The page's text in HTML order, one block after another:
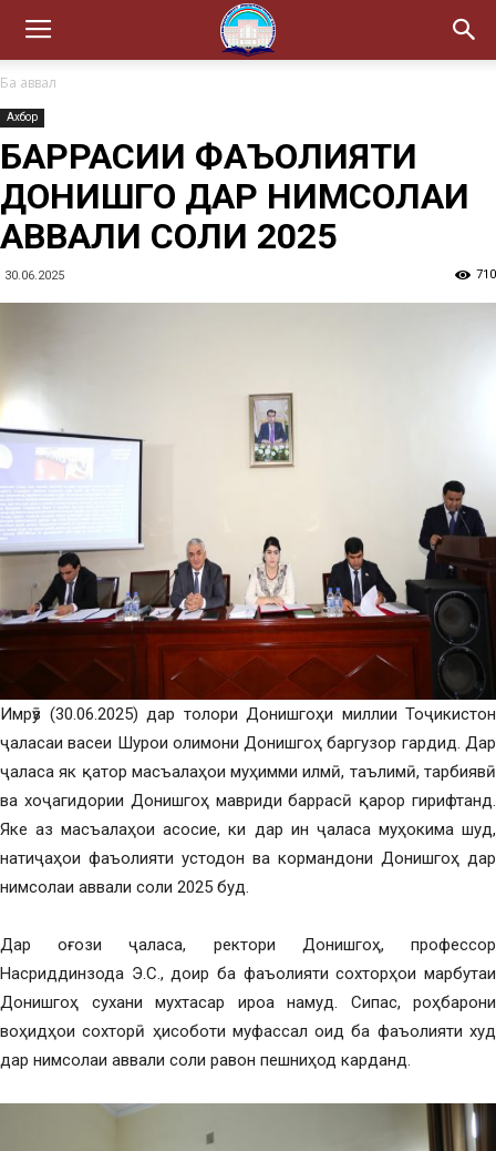
Ба аввал
Ахбор
БАРРАСИИ ФАЪОЛИЯТИ
ДОНИШГОҲ ДАР НИМСОЛАИ
АВВАЛИ СОЛИ 2025
30.06.2025 710
Имрӯз (30.06.2025) дар толори Донишгоҳи миллии Тоҷикистон
ҷаласаи васеи Шурои олимони Донишгоҳ баргузор гардид. Дар
ҷаласа як қатор масъалаҳои муҳимми илмӣ, таълимӣ, тарбиявӣ
ва хоҷагидории Донишгоҳ мавриди баррасӣ қарор гирифтанд.
Яке аз масъалаҳои асосие, ки дар ин ҷаласа муҳокима шуд,
натиҷаҳои фаъолияти устодон ва кормандони Донишгоҳ дар
нимсолаи аввали соли 2025 буд.
Дар оғози ҷаласа, ректори Донишгоҳ, профессор
Насриддинзода Э.С., доир ба фаъолияти сохторҳои марбутаи
Донишгоҳ сухани мухтасар ироа намуд. Сипас, роҳбарони
воҳидҳои сохторӣ ҳисоботи муфассал оид ба фаъолияти худ
дар нимсолаи аввали соли равон пешниҳод карданд.